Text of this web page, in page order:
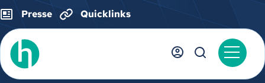
Presse Quicklinks